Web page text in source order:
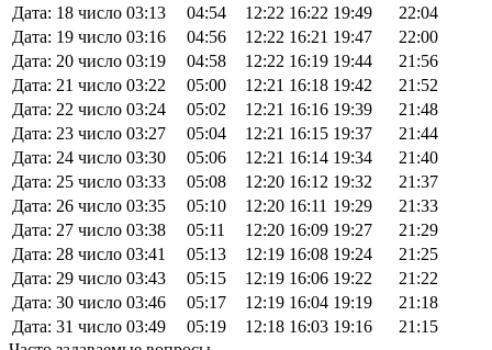
Дата: 18 число 03:13 04:54 12:22 16:22 19:49
22:04
Дата: 19 число 03:16 04:56 12:22 16:21 19:47
22:00
Дата: 20 число 03:19 04:58 12:22 16:19 19:44
21:56
Дата: 21 число 03:22 05:00 12:21 16:18 19:42
21:52
Дата: 22 число 03:24 05:02 12:21 16:16 19:39
21:48
Дата: 23 число 03:27 05:04 12:21 16:15 19:37
21:44
Дата: 24 число 03:30 05:06 12:21 16:14 19:34
21:40
Дата: 25 число 03:33 05:08 12:20 16:12 19:32
21:37
Дата: 26 число 03:35 05:10 12:20 16:11 19:29
21:33
Дата: 27 число 03:38 05:11 12:20 16:09 19:27
21:29
Дата: 28 число 03:41 05:13 12:19 16:08 19:24
21:25
Дата: 29 число 03:43 05:15 12:19 16:06 19:22
21:22
Дата: 30 число 03:46 05:17 12:19 16:04 19:19
21:18
Дата: 31 число 03:49 05:19 12:18 16:03 19:16
21:15